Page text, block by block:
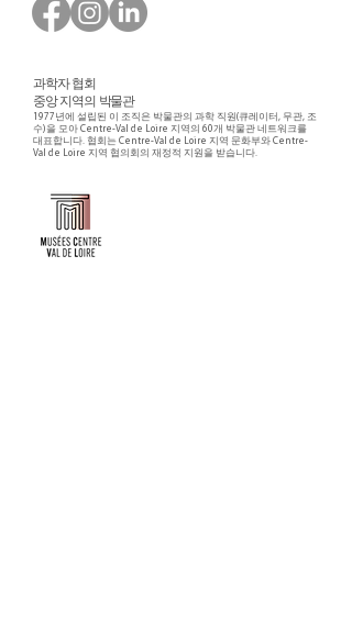
과학자 협회
중앙 지역의 박물관
1977년에 설립된 이 조직은 박물관의 과학 직원(큐레이터, 무관, 조
수)을 모아 Centre-Val de Loire 지역의 60개 박물관 네트워크를
대표합니다. 협회는 Centre-Val de Loire 지역 문화부와 Centre-
Val de Loire 지역 협의회의 재정적 지원을 받습니다.